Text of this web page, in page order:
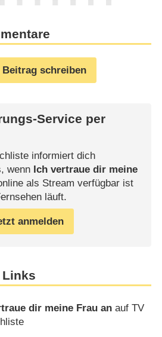
Beitrag schreiben
Service per
informiert dich
wenn Ich vertraue dir meine
als Stream verfügbar ist
läuft.
anmelden
Links
dir meine Frau an auf TV